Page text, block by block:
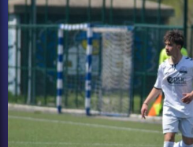
Hobby
Software
Wellness